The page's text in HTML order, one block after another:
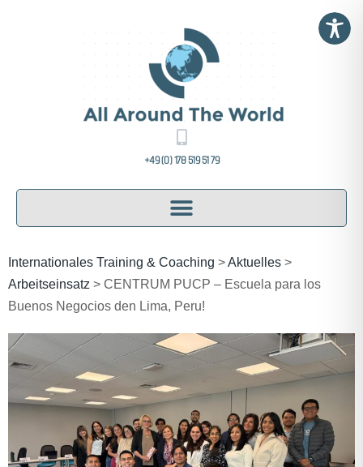
+49 (0) 178 519 51 79
Internationales Training & Coaching >Aktuelles >
Arbeitseinsatz > CENTRUM PUCP – Escuela para los
Buenos Negocios den Lima, Peru!